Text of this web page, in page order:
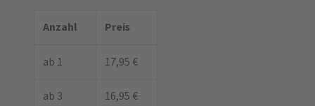
Anzahl Preis
ab 1 17,95 €
ab 3 16,95 €